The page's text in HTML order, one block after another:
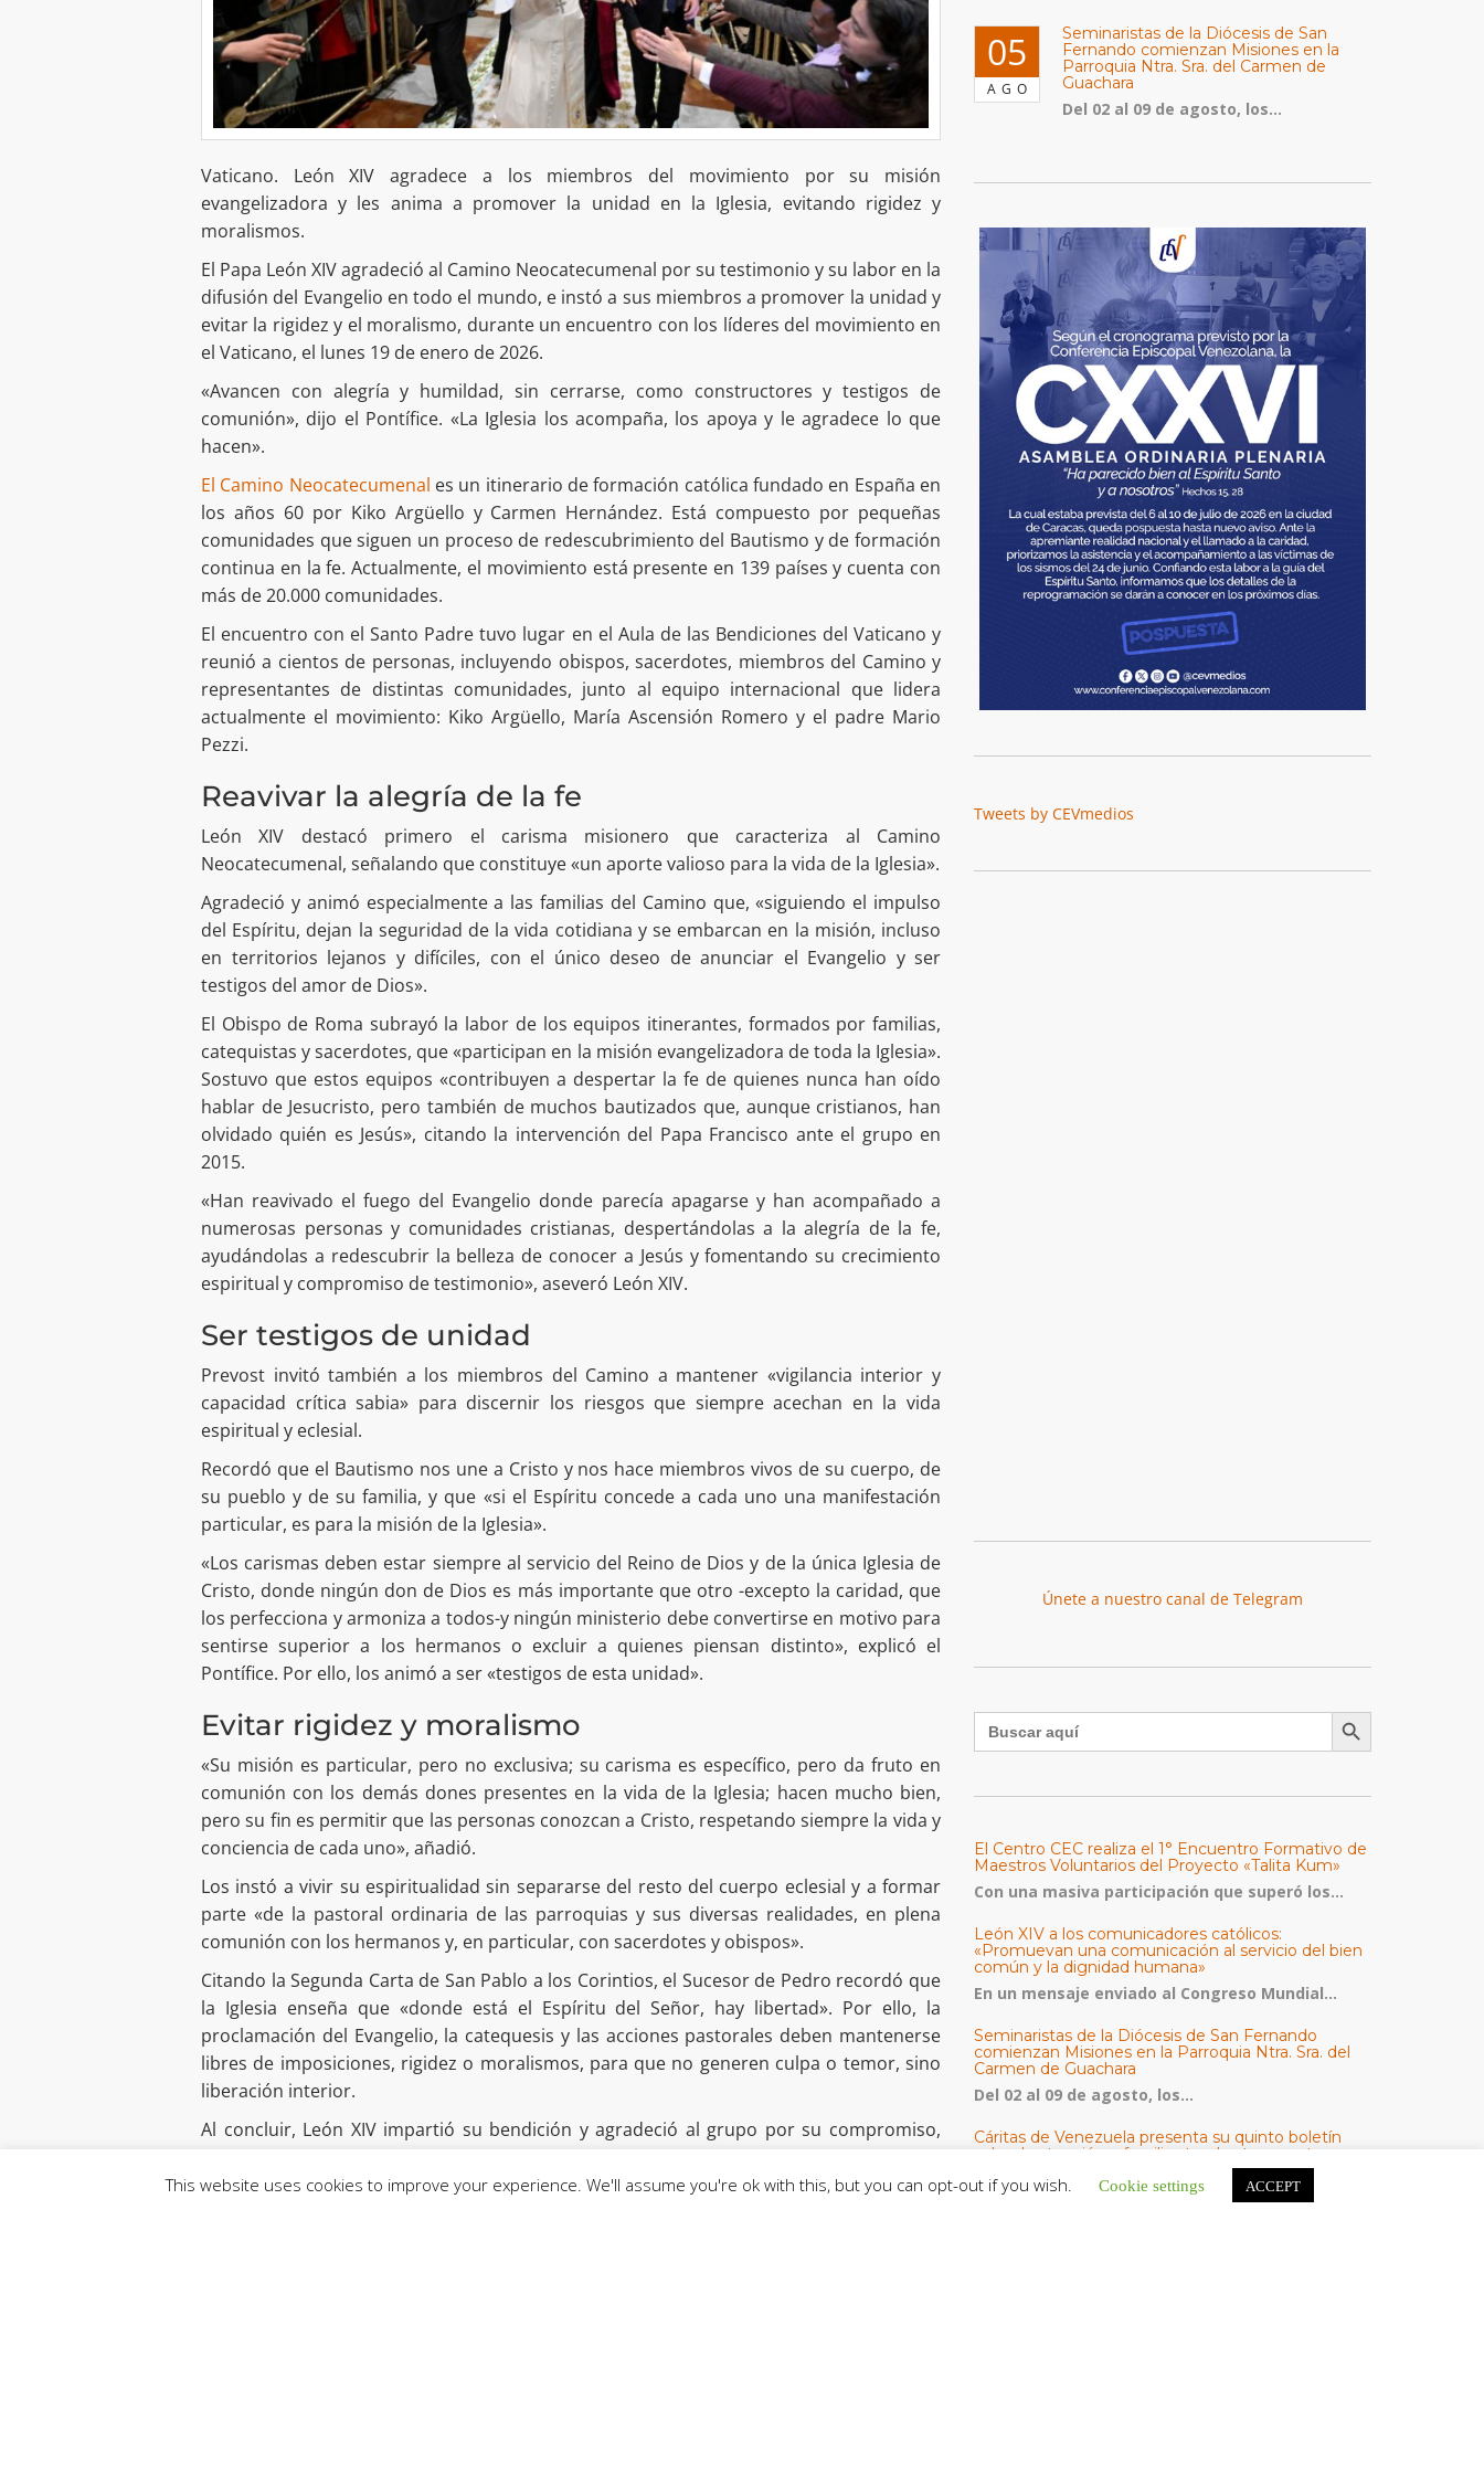
Vaticano. León XIV agradece a los miembros del movimiento por su misión
evangelizadora y les anima a promover la unidad en la Iglesia, evitando rigidez y
moralismos.
El Papa León XIV agradeció al Camino Neocatecumenal por su testimonio y su labor en la
difusión del Evangelio en todo el mundo, e instó a sus miembros a promover la unidad y
evitar la rigidez y el moralismo, durante un encuentro con los líderes del movimiento en
el Vaticano, el lunes 19 de enero de 2026.
«Avancen con alegría y humildad, sin cerrarse, como constructores y testigos de
comunión», dijo el Pontífice. «La Iglesia los acompaña, los apoya y le agradece lo que
hacen».
El Camino Neocatecumenal es un itinerario de formación católica fundado en España en
los años 60 por Kiko Argüello y Carmen Hernández. Está compuesto por pequeñas
comunidades que siguen un proceso de redescubrimiento del Bautismo y de formación
continua en la fe. Actualmente, el movimiento está presente en 139 países y cuenta con
más de 20.000 comunidades.
El encuentro con el Santo Padre tuvo lugar en el Aula de las Bendiciones del Vaticano y
reunió a cientos de personas, incluyendo obispos, sacerdotes, miembros del Camino y
representantes de distintas comunidades, junto al equipo internacional que lidera
actualmente el movimiento: Kiko Argüello, María Ascensión Romero y el padre Mario
Pezzi.
Reavivar la alegría de la fe
León XIV destacó primero el carisma misionero que caracteriza al Camino
Neocatecumenal, señalando que constituye «un aporte valioso para la vida de la Iglesia».
Agradeció y animó especialmente a las familias del Camino que, «siguiendo el impulso
del Espíritu, dejan la seguridad de la vida cotidiana y se embarcan en la misión, incluso
en territorios lejanos y difíciles, con el único deseo de anunciar el Evangelio y ser
testigos del amor de Dios».
El Obispo de Roma subrayó la labor de los equipos itinerantes, formados por familias,
catequistas y sacerdotes, que «participan en la misión evangelizadora de toda la Iglesia».
Sostuvo que estos equipos «contribuyen a despertar la fe de quienes nunca han oído
hablar de Jesucristo, pero también de muchos bautizados que, aunque cristianos, han
olvidado quién es Jesús», citando la intervención del Papa Francisco ante el grupo en
2015.
«Han reavivado el fuego del Evangelio donde parecía apagarse y han acompañado a
numerosas personas y comunidades cristianas, despertándolas a la alegría de la fe,
ayudándolas a redescubrir la belleza de conocer a Jesús y fomentando su crecimiento
espiritual y compromiso de testimonio», aseveró León XIV.
Ser testigos de unidad
Prevost invitó también a los miembros del Camino a mantener «vigilancia interior y
capacidad crítica sabia» para discernir los riesgos que siempre acechan en la vida
espiritual y eclesial.
Recordó que el Bautismo nos une a Cristo y nos hace miembros vivos de su cuerpo, de
su pueblo y de su familia, y que «si el Espíritu concede a cada uno una manifestación
particular, es para la misión de la Iglesia».
«Los carismas deben estar siempre al servicio del Reino de Dios y de la única Iglesia de
Cristo, donde ningún don de Dios es más importante que otro -excepto la caridad, que
los perfecciona y armoniza a todos-y ningún ministerio debe convertirse en motivo para
sentirse superior a los hermanos o excluir a quienes piensan distinto», explicó el
Pontífice. Por ello, los animó a ser «testigos de esta unidad».
Evitar rigidez y moralismo
«Su misión es particular, pero no exclusiva; su carisma es específico, pero da fruto en
comunión con los demás dones presentes en la vida de la Iglesia; hacen mucho bien,
pero su fin es permitir que las personas conozcan a Cristo, respetando siempre la vida y
conciencia de cada uno», añadió.
Los instó a vivir su espiritualidad sin separarse del resto del cuerpo eclesial y a formar
parte «de la pastoral ordinaria de las parroquias y sus diversas realidades, en plena
comunión con los hermanos y, en particular, con sacerdotes y obispos».
Citando la Segunda Carta de San Pablo a los Corintios, el Sucesor de Pedro recordó que
la Iglesia enseña que «donde está el Espíritu del Señor, hay libertad». Por ello, la
proclamación del Evangelio, la catequesis y las acciones pastorales deben mantenerse
libres de imposiciones, rigidez o moralismos, para que no generen culpa o temor, sino
liberación interior.
Al concluir, León XIV impartió su bendición y agradeció al grupo por su compromiso,
entusiasmo».
05
AGO
Seminaristas de la Diócesis de San
Fernando comienzan Misiones en la
Parroquia Ntra. Sra. del Carmen de
Guachara
Del 02 al 09 de agosto, los...
Tweets by CEVmedios
Únete a nuestro canal de Telegram
Buscar: Botón de búsqueda
El Centro CEC realiza el 1° Encuentro Formativo de
Maestros Voluntarios del Proyecto «Talita Kum»
Con una masiva participación que superó los...
León XIV a los comunicadores católicos:
«Promuevan una comunicación al servicio del bien
común y la dignidad humana»
En un mensaje enviado al Congreso Mundial...
Seminaristas de la Diócesis de San Fernando
comienzan Misiones en la Parroquia Ntra. Sra. del
Carmen de Guachara
Del 02 al 09 de agosto, los...
Cáritas de Venezuela presenta su quinto boletín
sobre la atención a familias tras los terremotos
Cáritas de Venezuela publicó este martes 4...
This website uses cookies to improve your experience. We'll assume you're ok with this, but you can opt-out if you wish. Cookie settings ACCEPT